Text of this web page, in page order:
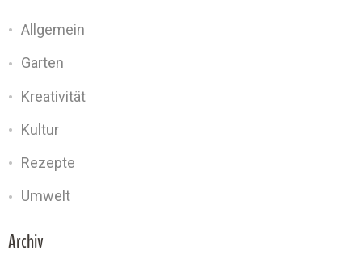
Allgemein
Garten
Kreativität
Kultur
Rezepte
Umwelt
Archiv